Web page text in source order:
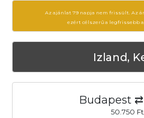
Az ajánlat 79 napja nem frissült. Az
ezért célszerű a legfrissebb
Izland,
Budapest
50.750